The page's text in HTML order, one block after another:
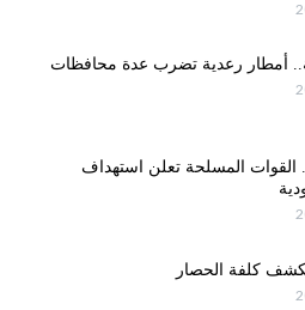
أمطار رعدية تضرب عدة محافظات
المسلحة تعلن استهداف
كلفة الحصار